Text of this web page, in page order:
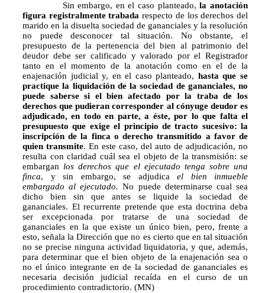
Sin embargo, en el caso planteado,la anotación
figura registralmente trabada respecto de los derechos del
marido en la disuelta sociedad de gananciales y la resolución
no puede desconocer tal situación. No obstante, el
presupuesto de la pertenencia del bien al patrimonio del
deudor debe ser calificado y valorado por el Registrador
tanto en el momento de la anotación como en el de la
enajenación judicial y, en el caso planteado, hasta que se
practique la liquidación de la sociedad de gananciales, no
puede saberse si el bien afectado por la traba de los
derechos que pudieran corresponder al cónyuge deudor es
adjudicado, en todo en parte, a éste, por lo que falta el
presupuesto que exige el principio de tracto sucesivo: la
inscripción de la finca o derecho transmitido a favor de
quien transmite. En este caso, del auto de adjudicación, no
resulta con claridad cuál sea el objeto de la transmisión: se
embarganlos derechos que el ejecutado tenga sobre una
finca, y sin embargo, se adjudicael bien inmueble
embargado al ejecutado. No puede determinarse cual sea
dicho bien sin que antes se liquide la sociedad de
gananciales. El recurrente pretende que esta doctrina deba
ser excepcionada por tratarse de una sociedad de
gananciales en la que existe un único bien, pero, frente a
esto, señala la Dirección que no es cierto que en tal situación
no se precise ninguna actividad liquidatoria, y que, además,
para determinar que el bien objeto de la enajenación sea o
no el único integrante en de la sociedad de gananciales es
necesaria decisión judicial recaída en el curso de un
procedimiento contradictorio. (MN)